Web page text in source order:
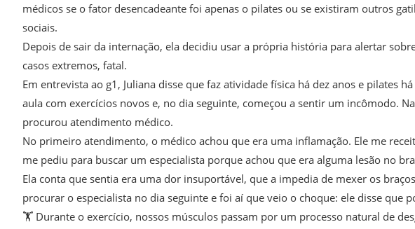
médicos se o fator desencadeante foi apenas o pilates ou se existiram outros
sociais.
Depois de sair da internação, ela decidiu usar a própria história para alertar
casos extremos, fatal.
Em entrevista ao g1, Juliana disse que faz atividade física há dez anos e pilates
aula com exercícios novos e, no dia seguinte, começou a sentir um incômodo.
procurou atendimento médico.
No primeiro atendimento, o médico achou que era uma inflamação. Ele me
me pediu para buscar um especialista porque achou que era alguma lesão no
Ela conta que sentia era uma dor insuportável, que a impedia de mexer os
procurar o especialista no dia seguinte e foi aí que veio o choque: ele disse que
🏋️ Durante o exercício, nossos músculos passam por um processo natural de